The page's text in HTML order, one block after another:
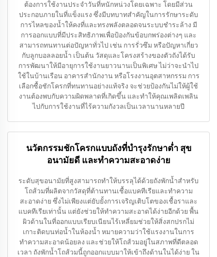
ต้องการใช้งานประจำวันที่หนักหน่วงโดยเฉพาะ โดยมีส่วน
ประกอบภายในที่แข็งแรง ซึ่งมีบทบาทสำคัญในการรักษาระดับ
การไหลของน้ำให้คงที่และทรงพลังตลอดจนระบบชำระล้าง มี
การออกแบบที่มีประสิทธิภาพเพื่อป้องกันข้อบกพร่องต่างๆ และ
สามารถทนทานต่อปัญหาทั่วไป เช่น การรั่วซึม หรือปัญหาเกี่ยว
กับลูกบอลลอยน้ำ เป็นต้น วัสดุและโครงสร้างของตัวถังได้รับ
การพัฒนาให้มีอายุการใช้งานยาวนานเป็นพิเศษ ไม่ว่าจะนำไป
ใช้ในบ้านเรือน อาคารสำนักงาน หรือโรงงานอุตสาหกรรม การ
เลือกซื้อชักโครกที่ทนทานอย่างแท้จริง จะช่วยป้องกันไม่ให้ผู้ใช้
งานต้องพบกับความผิดพลาดที่เกิดขึ้น และทำให้คุณเพลิดเพลิน
ไปกับการใช้งานที่ไร้ความกังวลเป็นเวลานานหลายปี
นวัตกรรมชักโครกแบบถังที่บำรุงรักษาต่ำ สุข
อนามัยดี และทำความสะอาดง่าย
ระดับสุขอนามัยที่สูงสามารถทำให้บรรลุได้ด้วยถังพักน้ำสำหรับ
โถส้วมที่ผลิตจากวัสดุที่ต้านทานเชื้อแบคทีเรียและทำความ
สะอาดง่าย ซึ่งไม่เพียงแต่ยับยั้งการเจริญเติบโตของเชื้อราและ
แบคทีเรียเท่านั้น แต่ยังช่วยให้ทำความสะอาดได้ง่ายอีกด้วย พื้น
ผิวด้านในที่ออกแบบเรียบเนียนไร้เหลี่ยมช่วยให้สิ่งสกปรกไม่
เกาะติดบนท่อน้ำในห้องน้ำ หมายความว่าใช้แรงงานในการ
ทำความสะอาดน้อยลง และช่วยให้โถส้วมอยู่ในสภาพที่ดีตลอด
เวลา ถังพักน้ำโถส้วมนี้ถูกออกแบบมาให้เข้าถึงด้านในได้ง่าย ใน